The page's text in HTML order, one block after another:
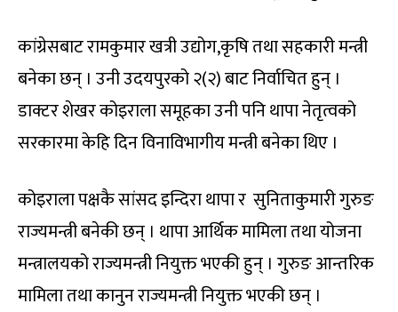
कांग्रेसबाट रामकुमार खत्री उद्योग,कृषि तथा सहकारी मन्त्री
बनेका छन् । उनी उदयपुरको २(२) बाट निर्वाचित हुन् ।
डाक्टर शेखर कोइराला समूहका उनी पनि थापा नेतृत्वको
सरकारमा केहि दिन विनाविभागीय मन्त्री बनेका थिए ।
कोइराला पक्षकै सांसद इन्दिरा थापा र सुनिताकुमारी गुरुङ
राज्यमन्त्री बनेकी छन् । थापा आर्थिक मामिला तथा योजना
मन्त्रालयको राज्यमन्त्री नियुक्त भएकी हुन् । गुरुङ आन्तरिक
मामिला तथा कानुन राज्यमन्त्री नियुक्त भएकी छन् ।